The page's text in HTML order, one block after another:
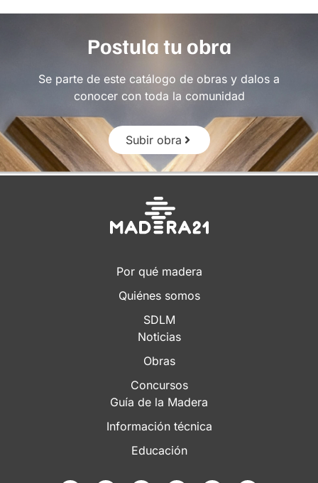
Postula tu obra
Se parte de este catálogo de obras y dalos a
conocer con toda la comunidad
Subir obra
Por qué madera
Quiénes somos
SDLM
Noticias
Obras
Concursos
Guía de la Madera
Información técnica
Educación